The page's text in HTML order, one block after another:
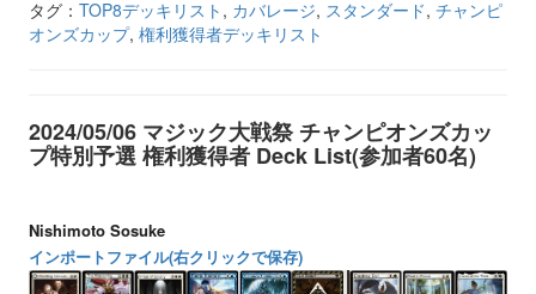
タグ： TOP8デッキリスト , カバレージ, スタンダード, チャンピ
オンズカップ, 権利獲得者デッキリスト
2024/05/06 マジック大戦祭 チャンピオンズカッ
プ特別予選 権利獲得者 Deck List(参加者60名)
Nishimoto Sosuke
インポートファイル(右クリックで保存)